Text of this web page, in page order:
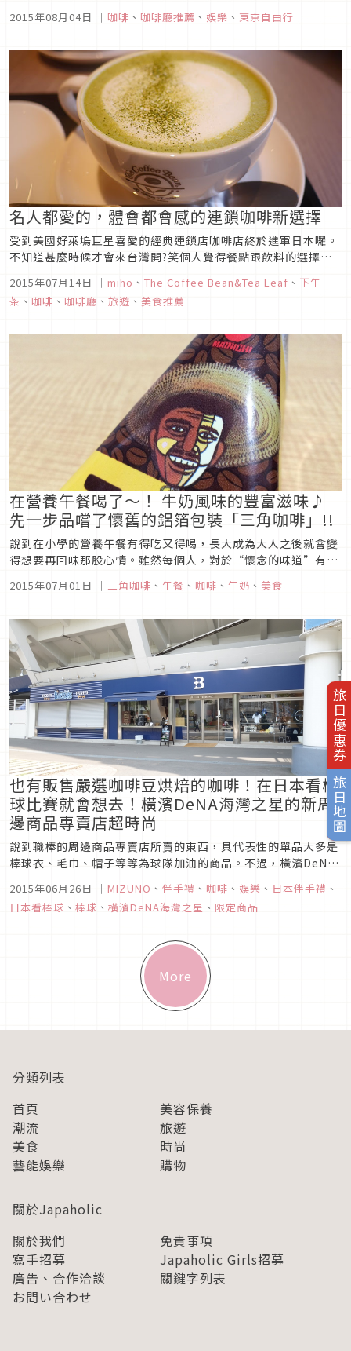
旅日優惠券
旅日地圖
現在開始對於喝咖啡這件是大家要從新認知了，因為已經有新的
塞、腦中風有預防的效...
2015年08月04日 ｜ 咖啡 、 咖啡廳推薦 、 娛樂 、 東京自由行
名人都愛的，體會都會感的連鎖咖啡新選擇
受到美國好萊塢巨星喜愛的經典連鎖店咖啡店終於進軍日本囉。
不知道甚麼時候才會來台灣開?笑個人覺得餐點跟飲料的選擇比
日本的ㄧ號店地點很好，就在日本橋站。而且還跟地鐵的出口連
結。也有提供室外露天座位。可以讓附近辛苦的上班族們暫時體
2015年07月14日 ｜ miho 、 The Coffee Bean&Tea Leaf 、 下午
茶 、 咖啡 、 咖啡廳 、 旅遊 、 美食推薦
在營養午餐喝了〜！ 牛奶風味的豐富滋味♪
先一步品嚐了懷舊的鋁箔包裝「三角咖啡」!!
說到在小學的營養午餐有得吃又得喝，長大成為大人之後就會變
得想要再回味那股心情。雖然每個人，對於“懷念的味道”有著
許多不一樣的感覺， 而對於身為三十世代熟女記者的我而言「炸
麵包」跟「調味乳」的記憶還鮮明著。回歸正題，6月30日
限定發售。記者在...
2015年07月01日 ｜ 三角咖啡 、 午餐 、 咖啡 、 牛奶 、 美食
也有販售嚴選咖啡豆烘焙的咖啡！在日本看棒
球比賽就會想去！橫濱DeNA海灣之星的新周
邊商品專賣店超時尚
說到職棒的周邊商品專賣店所賣的東西，具代表性的單品大多是
棒球衣、毛巾、帽子等等為球隊加油的商品。不過，橫濱DeNA
項及氣氛可是截然不同。新店舖取名「＋B」，是以「日常＋
BASEBALL（棒球）」為概念的生活風格商店。店名的B是
2015年06月26日 ｜ MIZUNO 、 伴手禮 、 咖啡 、 娛樂 、 日本伴手禮 、
日本看棒球 、 棒球 、 橫濱DeNA海灣之星 、 限定商品
More
分類列表
首頁
美容保養
潮流
旅遊
美食
時尚
藝能娛樂
購物
關於Japaholic
關於我們
免責事項
寫手招募
Japaholic Girls招募
廣告、合作洽談
關鍵字列表
お問い合わせ